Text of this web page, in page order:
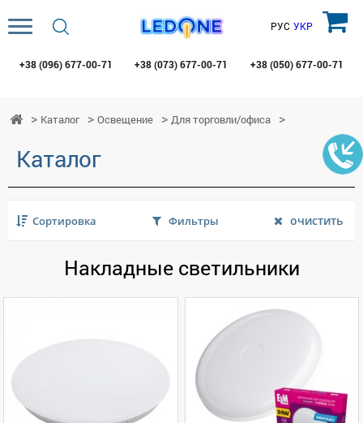
+38 (096) 677-00-71 +38 (073)677-00-71 +38 (050)677-00-71
РУС УКР
Каталог Освещение Для торговли/офиса
Каталог
Сортировка Фильтры очистить
Накладные светильники